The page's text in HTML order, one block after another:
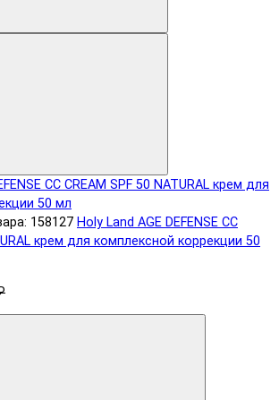
158127 Holy Land AGE DEFENSE CC
крем для комплексной коррекции 50